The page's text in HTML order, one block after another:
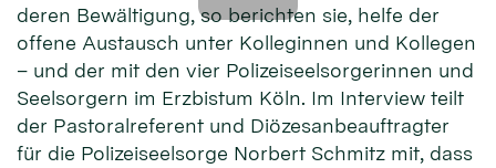
deren Bewältigung, so berichten sie, helfe der
offene Austausch unter Kolleginnen und Kollegen
– und der mit den vier Polizeiseelsorgerinnen und
Seelsorgern im Erzbistum Köln. Im Interview teilt
der Pastoralreferent und Diözesanbeauftragter
für die Polizeiseelsorge Norbert Schmitz mit, dass